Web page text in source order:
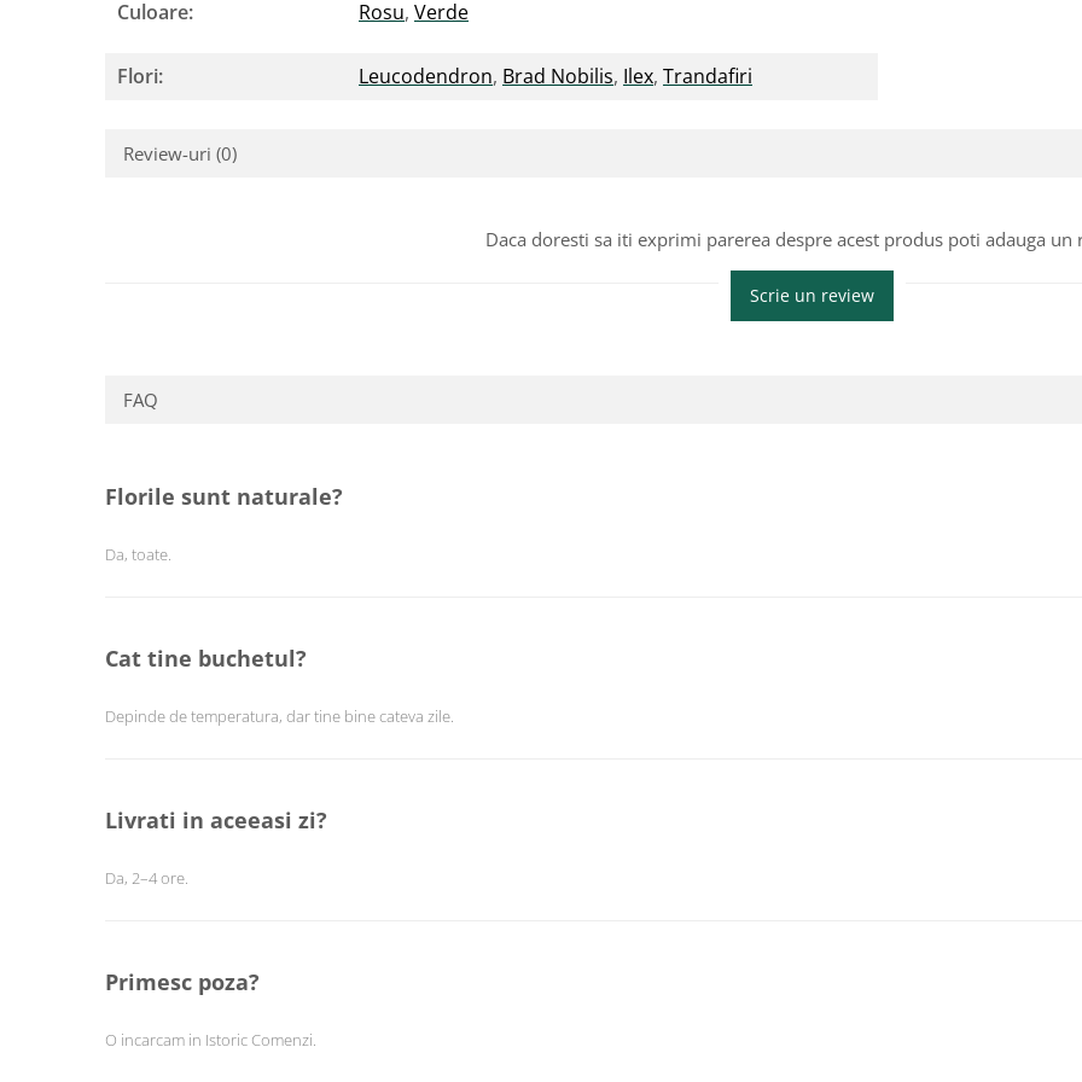
Culoare: Rosu, Verde
Flori: Leucodendron, Brad Nobilis, Ilex, Trandafiri
Review-uri (0)
Daca doresti sa iti exprimi parerea despre acest produs poti adauga un
Scrie un review
FAQ
Florile sunt naturale?
Da, toate.
Cat tine buchetul?
Depinde de temperatura, dar tine bine cateva zile.
Livrati in aceeasi zi?
Da, 2–4 ore.
Primesc poza?
O incarcam in Istoric Comenzi.